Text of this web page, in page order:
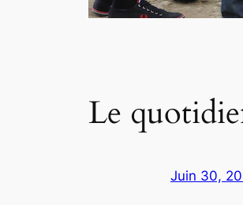
Le
Juin 30,